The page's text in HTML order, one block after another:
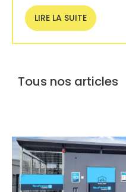
LIRE LA SUITE
Tous nos articles